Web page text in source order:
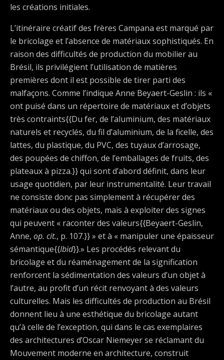
les créations initiales.
L’itinéraire créatif des frères Campana est marqué par
le bricolage et l’absence de matériaux sophistiqués. En
raison des difficultés de production du mobilier au
Brésil, ils privilégient l’utilisation de matières
premières dont il est possible de tirer parti des
malfaçons. Comme l’indique Anne Beyaert-Geslin : ils «
ont puisé dans un répertoire de matériaux et d’objets
très contraints{{Du fer, de l’aluminium, des matériaux
naturels et recyclés, du fil d’aluminium, de la ficelle, des
lattes, du plastique, du PVC, des tuyaux d’arrosage,
des poupées de chiffon, de l’emballages de fruits, des
plateaux à pizza.}} qui sont d’abord définit, dans leur
usage quotidien, par leur instrumentalité. Leur travail
ne consiste donc pas simplement à récupérer des
matériaux ou des objets, mais à exploiter des signes
qui peuvent « raconter des valeurs{{Beyaert-Geslin,
Anne, op. cit., p. 107.}} » et à « manipuler une épaisseur
sémantique{{Ibid}}.» Les procédés relevant du
bricolage et du réaménagement de la signification
renforcent la sédimentation des valeurs d’un objet à
l’autre, au profit d’un récit renvoyant à des valeurs
culturelles. Mais les difficultés de production au Brésil
donnent lieu à une esthétique du bricolage autant
qu’à celle de l’exception, qui dans le cas exemplaires
des architectures d’Oscar Niemeyer se réclamant du
Mouvement moderne en architecture, construit